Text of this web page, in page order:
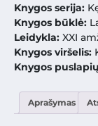
Knygos serija:
Knygos būklė:
Leidykla: XXI
Knygos viršelis:
Knygos
Aprašymas